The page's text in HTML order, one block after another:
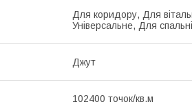
Для коридору, Для
Універсальне, Для спальні
Джут
102400 точок/кв.м